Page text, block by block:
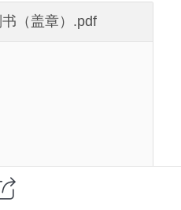
（盖章）.pdf